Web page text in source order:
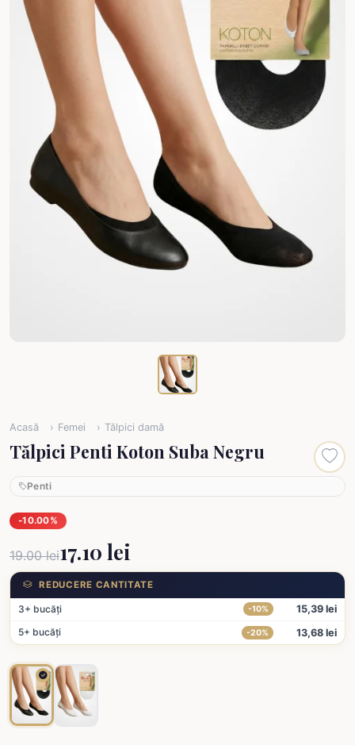
Acasă Femei Tălpici damă
Tălpici Penti Koton Suba Negru
Penti
-10.00%
19.00 lei17.10 lei
REDUCERE CANTITATE
3+ bucăți -10%
15,39 lei
5+ bucăți
-20% 13,68 lei